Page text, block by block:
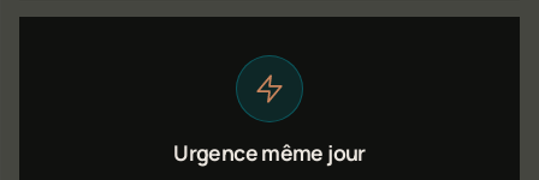
Urgence même jour